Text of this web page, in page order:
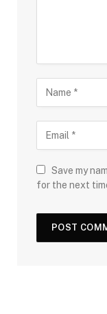
Save my
for the next